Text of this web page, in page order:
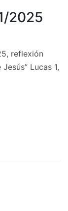
2025
reflexión
Lucas 1,